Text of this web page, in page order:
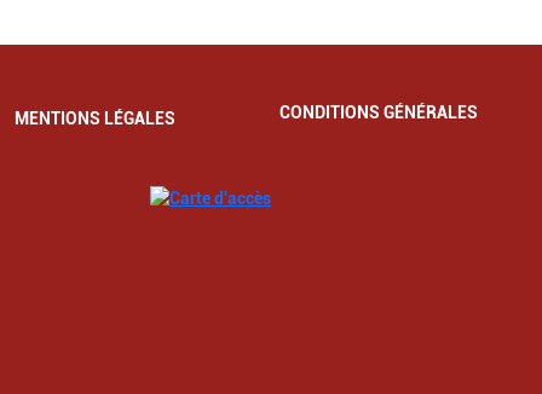
MENTIONS LÉGALES CONDITIONS GÉNÉRALES